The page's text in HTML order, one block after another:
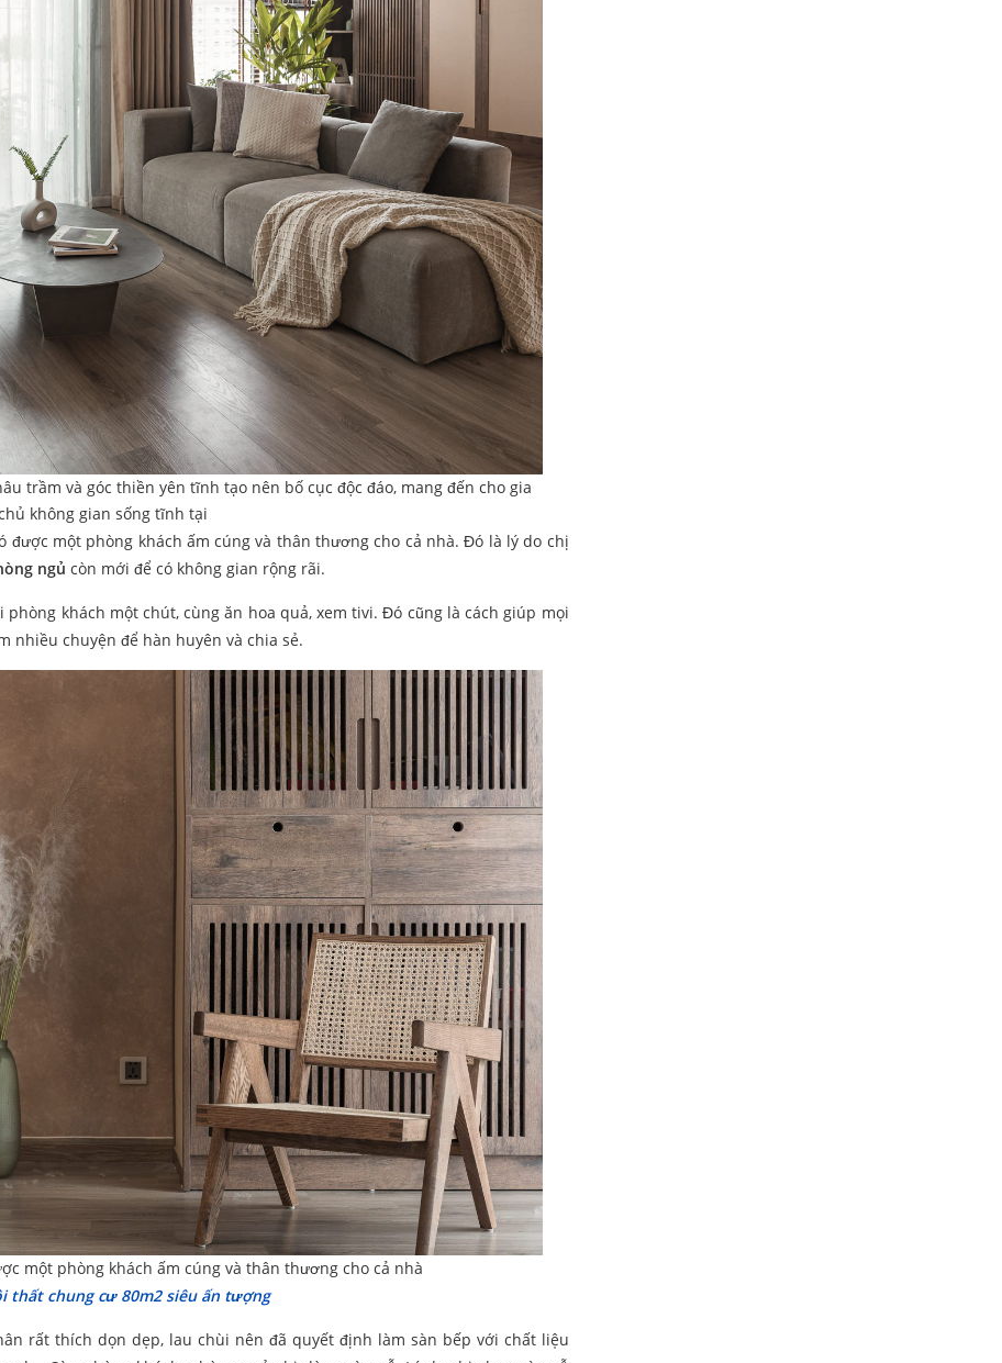
trầm và góc thiền yên tĩnh tạo nên bố cục độc đáo, mang đến cho gia
không gian sống tĩnh tại
được một phòng khách ấm cúng và thân thương cho cả nhà. Đó là lý do chị
ngủ còn mới để có không gian rộng rãi.
khách một chút, cùng ăn hoa quả, xem tivi. Đó cũng là cách giúp mọi
nhiều chuyện để hàn huyên và chia sẻ.
một phòng khách ấm cúng và thân thương cho cả nhà
thất chung cư 80m2 siêu ấn tượng
rất thích dọn dẹp, lau chùi nên đã quyết định làm sàn bếp với chất liệu